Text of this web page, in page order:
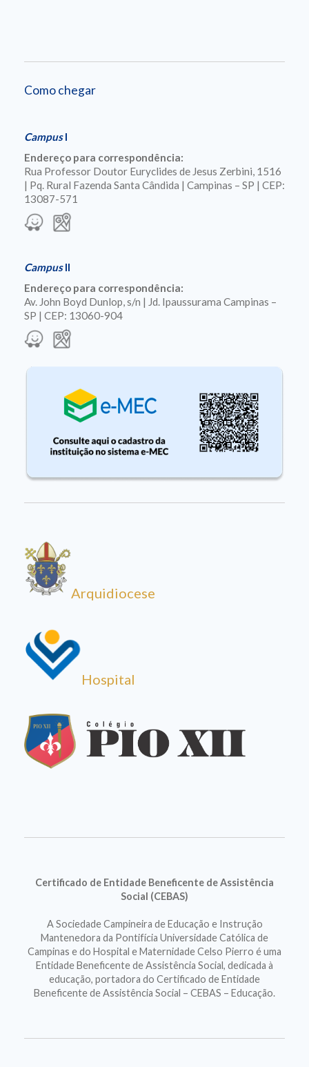
Como chegar
CampusI
Endereço para correspondência:
Rua Professor Doutor Euryclides de Jesus Zerbini, 1516
| Pq. Rural Fazenda Santa Cândida | Campinas – SP | CEP:
13087-571
CampusII
Endereço para correspondência:
Av. John Boyd Dunlop, s/n | Jd. Ipaussurama Campinas –
SP | CEP: 13060-904
Arquidiocese
Hospital
Certificado de Entidade Beneficente de Assistência
Social (CEBAS)
A Sociedade Campineira de Educação e Instrução
Mantenedora da Pontifícia Universidade Católica de
Campinas e do Hospital e Maternidade Celso Pierro é uma
Entidade Beneficente de Assistência Social, dedicada à
educação, portadora do Certificado de Entidade
Beneficente de Assistência Social – CEBAS – Educação.